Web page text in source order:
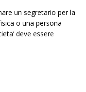
un segretario per la
o una persona
deve essere